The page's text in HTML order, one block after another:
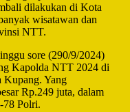
dilakukan di Kota
wisatawan dan
NTT.
sore (290/9/2024)
Kapolda NTT 2024 di
Kupang. Yang
Rp.249 juta, dalam
78 Polri.